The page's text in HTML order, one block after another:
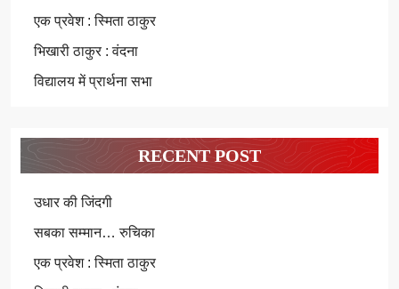
एक प्रवेश : स्मिता ठाकुर
भिखारी ठाकुर : वंदना
विद्यालय में प्रार्थना सभा
RECENT POST
उधार की जिंदगी
सबका सम्मान… रुचिका
एक प्रवेश : स्मिता ठाकुर